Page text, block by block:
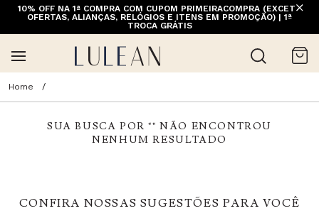
10% OFF NA 1ª COMPRA COM CUPOM PRIMEIRACOMPRA (EXCETO
OFERTAS, ALIANÇAS, RELÓGIOS E ITENS EM PROMOÇÃO) | 1ª
TROCA GRÁTIS
SUA BUSCA POR "" NÃO ENCONTROU
NENHUM RESULTADO
CONFIRA NOSSAS SUGESTÕES PARA VOCÊ